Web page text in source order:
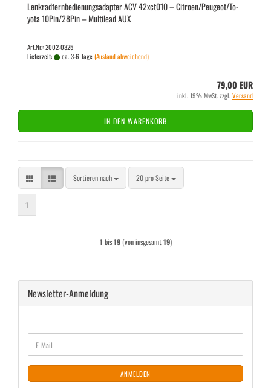
Lenk­rad­fern­be­die­nungs­ad­ap­ter ACV 42xct010 – Ci­tro­en/Peu­geot/To­
yo­ta 10Pin/28Pin – Mul­ti­lead AUX
Art.Nr.: 2002-0325
Lieferzeit:
ca. 3-6 Tage(Ausland abweichend)
79,00 EUR
inkl. 19% MwSt. zzgl.Versand
IN DEN WARENKORB
Sortieren nach
Sortieren nach 20 pro Seite
pro Seite
1
1 bis19(von insgesamt19)
Newsletter-Anmeldung
ZUR
NEWSLETTER-
ANMELDUNG
E-
Mail
ANMELDEN